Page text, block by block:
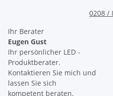
0208 /
Ihr Berater
Eugen Gust
Ihr persönlicher LED -
Produktberater.
Kontaktieren Sie mich und
lassen Sie sich
kompetent beraten.